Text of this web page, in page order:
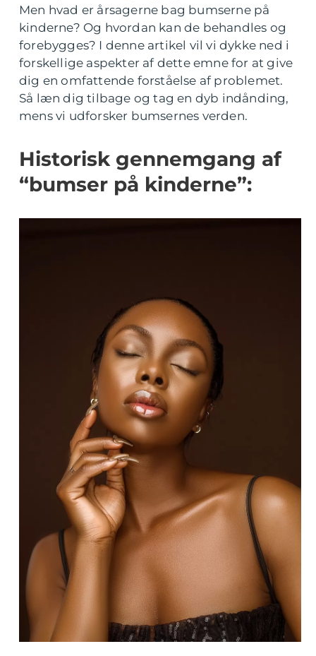
Men hvad er årsagerne bag bumserne på
kinderne? Og hvordan kan de behandles og
forebygges? I denne artikel vil vi dykke ned i
forskellige aspekter af dette emne for at give
dig en omfattende forståelse af problemet.
Så læn dig tilbage og tag en dyb indånding,
mens vi udforsker bumsernes verden.
Historisk gennemgang af
“bumser på kinderne”: